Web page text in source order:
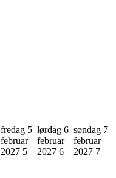
fredag 5
februar
2027 5
lørdag 6
februar
2027 6
søndag 7
februar
2027 7